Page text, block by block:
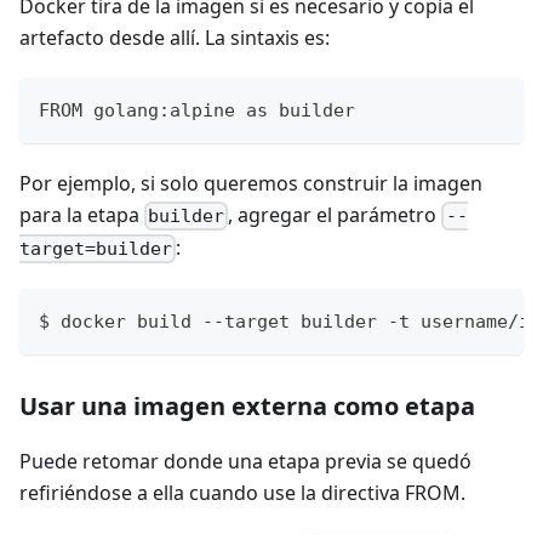
Docker tira de la imagen si es necesario y copia el
artefacto desde allí. La sintaxis es:
FROM golang:alpine as builder
Por ejemplo, si solo queremos construir la imagen
para la etapa builder , agregar el parámetro --
target=builder :
$ docker build --target builder -t username/
Usar una imagen externa como etapa
Puede retomar donde una etapa previa se quedó
refiriéndose a ella cuando use la directiva FROM.